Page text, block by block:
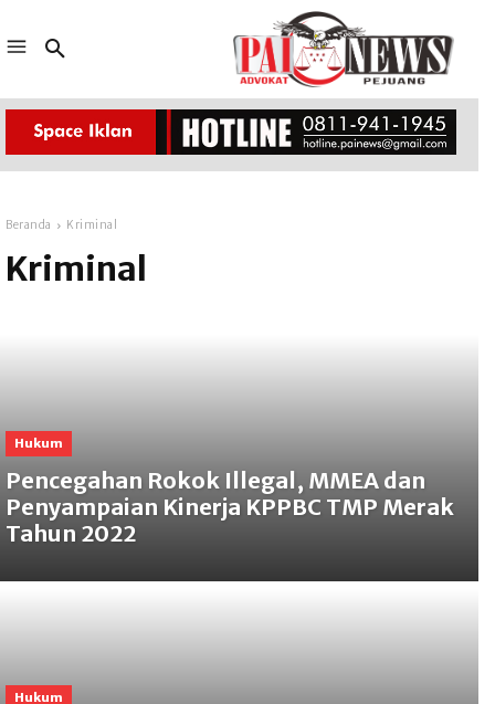
Beranda Kriminal
Kriminal
Hukum
Pencegahan Rokok Illegal, MMEA dan
Penyampaian Kinerja KPPBC TMP Merak
Tahun 2022
Hukum